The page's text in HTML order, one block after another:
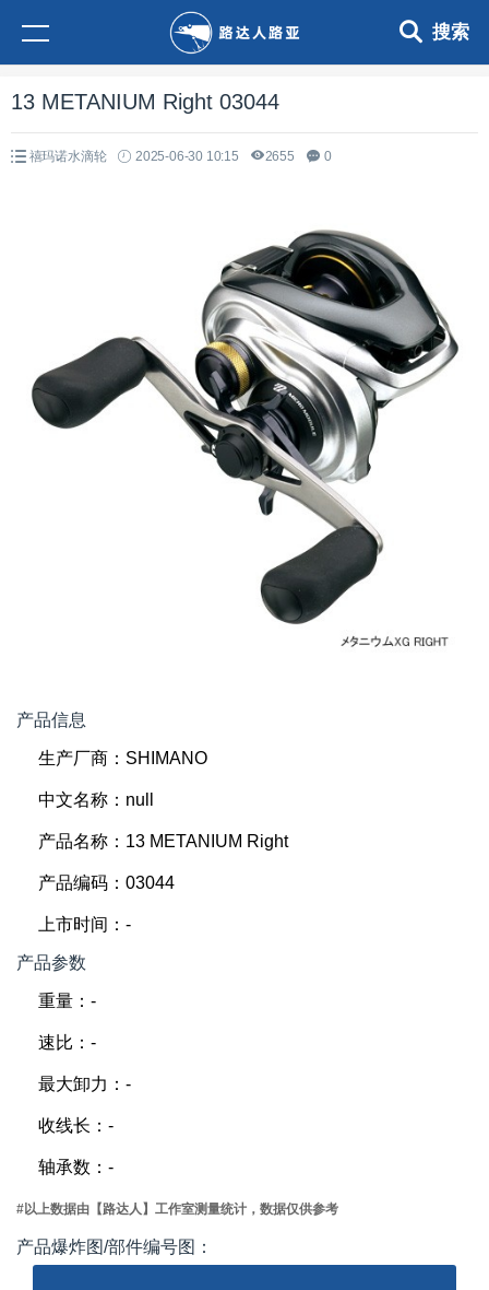
搜索
13 METANIUM Right 03044
禧玛诺水滴轮 2025-06-30 10:15 2655 0
产品信息
生产厂商：SHIMANO
中文名称：null
产品名称：13 METANIUM Right
产品编码：03044
上市时间：-
产品参数
重量：-
速比：-
最大卸力：-
收线长：-
轴承数：-
#以上数据由【路达人】工作室测量统计，数据仅供参考
产品爆炸图/部件编号图：